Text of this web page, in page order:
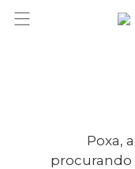
Poxa,
procurando